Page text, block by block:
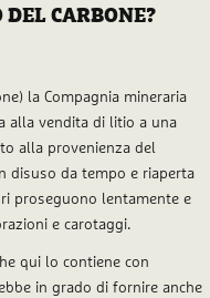
CARBONE?
la Compagnia mineraria
alla vendita di litio a una
alla provenienza del
disuso da tempo e riaperta
proseguono lentamente e
e carotaggi.
qui lo contiene con
in grado di fornire anche